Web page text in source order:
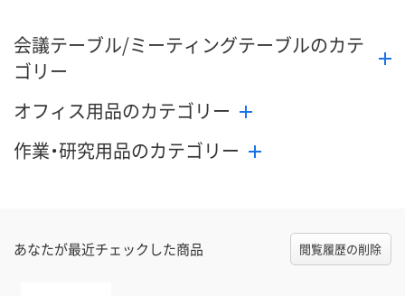
会議テーブル/ミーティングテーブルのカテ
ゴリー
オフィス用品のカテゴリー
作業・研究用品のカテゴリー
あなたが最近チェックした商品 閲覧履歴の削除